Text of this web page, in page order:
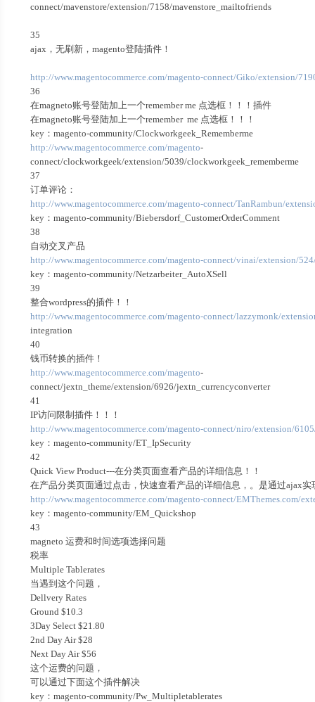
connect/mavenstore/extension/7158/mavenstore_mailtofriends
35
ajax，无刷新，magento登陆插件！
http://www.magentocommerce.com/magento-connect/Giko/extension/
36
在magneto账号登陆加上一个remember me 点选框！！！插件
在magneto账号登陆加上一个remember me 点选框！！！
key：magento-community/Clockworkgeek_Rememberme
http://www.magentocommerce.com/magento-
connect/clockworkgeek/extension/5039/clockworkgeek_rememberme
37
订单评论：
http://www.magentocommerce.com/magento-connect/TanRambun/
key：magento-community/Biebersdorf_CustomerOrderComment
38
自动交叉产品
http://www.magentocommerce.com/magento-connect/vinai/extension/
key：magento-community/Netzarbeiter_AutoXSell
39
整合wordpress的插件！！
http://www.magentocommerce.com/magento-connect/lazzymonk/
integration
40
钱币转换的插件！
http://www.magentocommerce.com/magento-
connect/jextn_theme/extension/6926/jextn_currencyconverter
41
IP访问限制插件！！！
http://www.magentocommerce.com/magento-connect/niro/extension/
key：magento-community/ET_IpSecurity
42
Quick View Product---在分类页面查看产品的详细信息！！
在产品分类页面通过点击，快速查看产品的详细信息，。是通过ajax实
http://www.magentocommerce.com/magento-connect/EMThemes.com/
key：magento-community/EM_Quickshop
43
magneto 运费和时间选项选择问题
税率
Multiple Tablerates
当遇到这个问题，
Dellvery Rates
Ground $10.3
3Day Select $21.80
2nd Day Air $28
Next Day Air $56
这个运费的问题，
可以通过下面这个插件解决
key：magento-community/Pw_Multipletablerates